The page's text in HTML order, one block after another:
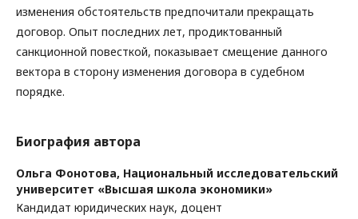
изменения обстоятельств предпочитали прекращать
договор. Опыт последних лет, продиктованный
санкционной повесткой, показывает смещение данного
вектора в сторону изменения договора в судебном
порядке.
Биография автора
Ольга Фонотова, Национальный исследовательский
университет «Высшая школа экономики»
Кандидат юридических наук, доцент